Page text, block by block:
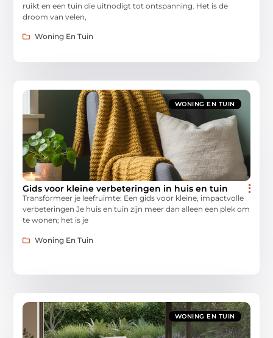
ruikt en een tuin die uitnodigt tot ontspanning. Het is de
droom van velen,
Woning En Tuin
WONING EN TUIN
Gids voor kleine verbeteringen in huis en tuin
Transformeer je leefruimte: Een gids voor kleine, impactvolle
verbeteringen Je huis en tuin zijn meer dan alleen een plek om
te wonen; het is je
Woning En Tuin
WONING EN TUIN